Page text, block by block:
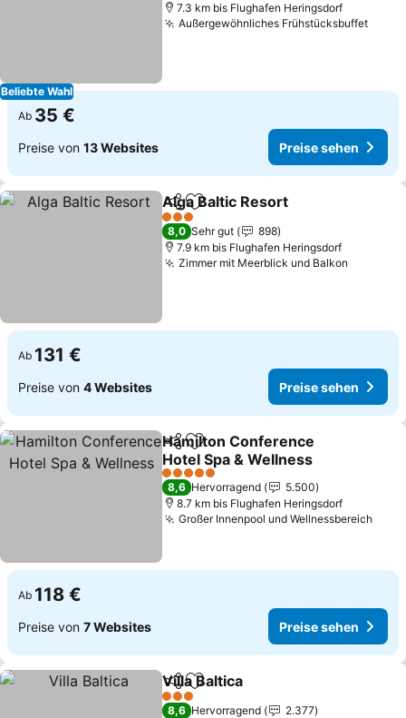
Beliebte Wahl
7.3 km bis Flughafen Heringsdorf
Außergewöhnliches Frühstücksbuffet
Ab 35 €
Preise von 13 Websites Preise sehen
TeilenZu Favoriten hinzufügen
Alga Baltic Resort
3 Sterne
8,0 Sehr gut
898
7.9 km bis Flughafen Heringsdorf
Zimmer mit Meerblick und Balkon
Ab 131 €
Preise von 4 Websites Preise sehen
TeilenZu Favoriten hinzufügen
Hamilton Conference
Hotel Spa & Wellness
5 Sterne
8,6 Hervorragend
5.500
8.7 km bis Flughafen Heringsdorf
Großer Innenpool und Wellnessbereich
Ab 118 €
Preise von 7 Websites Preise sehen
TeilenZu Favoriten hinzufügen
Villa Baltica
3 Sterne
8,6 Hervorragend
2.377